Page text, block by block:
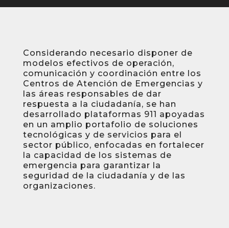
Considerando necesario disponer de
modelos efectivos de operación,
comunicación y coordinación entre los
Centros de Atención de Emergencias y
las áreas responsables de dar
respuesta a la ciudadanía, se han
desarrollado plataformas 911 apoyadas
en un amplio portafolio de soluciones
tecnológicas y de servicios para el
sector público, enfocadas en fortalecer
la capacidad de los sistemas de
emergencia para garantizar la
seguridad de la ciudadanía y de las
organizaciones.